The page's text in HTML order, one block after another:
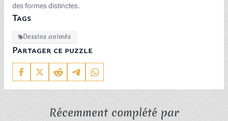
des formes distinctes.
Tags
Dessins animés
Partager ce puzzle
Récemment complété par